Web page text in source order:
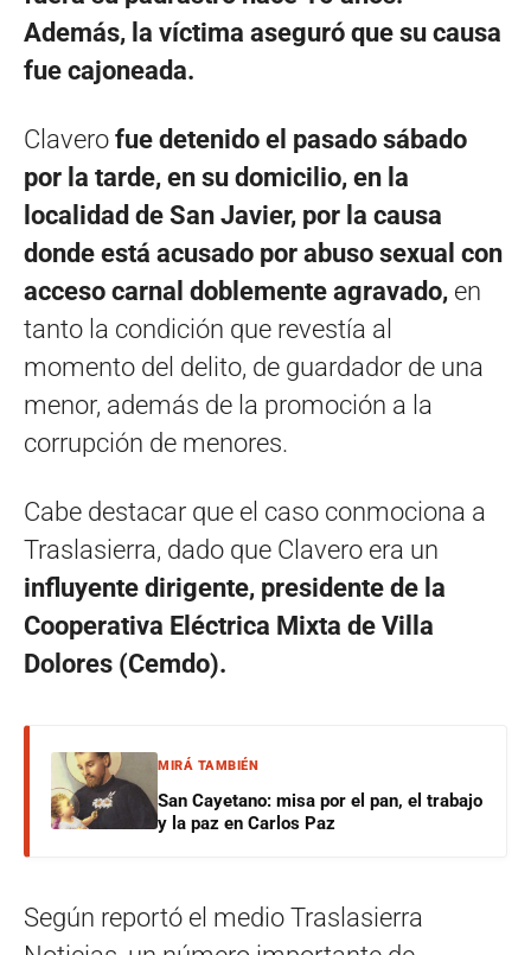
Además, la víctima aseguró que su causa
fue cajoneada.
Clavero fue detenido el pasado sábado
por la tarde, en su domicilio, en la
localidad de San Javier, por la causa
donde está acusado por abuso sexual con
acceso carnal doblemente agravado, en
tanto la condición que revestía al
momento del delito, de guardador de una
menor, además de la promoción a la
corrupción de menores.
Cabe destacar que el caso conmociona a
Traslasierra, dado que Clavero era un
influyente dirigente, presidente de la
Cooperativa Eléctrica Mixta de Villa
Dolores (Cemdo).
MIRÁ TAMBIÉN
San Cayetano: misa por el pan, el trabajo
y la paz en Carlos Paz
Según reportó el medio Traslasierra